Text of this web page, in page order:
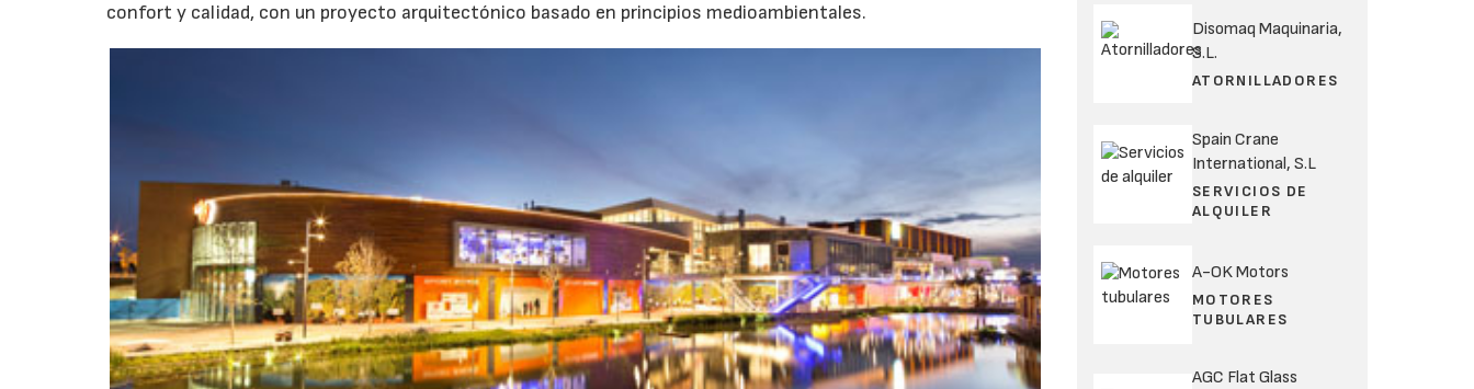
confort y calidad, con un proyecto arquitectónico basado en principios medioambientales.
Disomaq Maquinaria,
S.L.
ATORNILLADORES
Spain Crane
International, S.L
SERVICIOS DE
ALQUILER
A-OK Motors
MOTORES
TUBULARES
AGC Flat Glass